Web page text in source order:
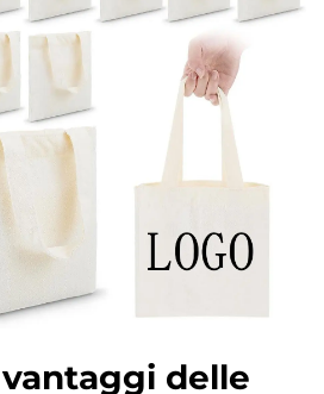
delle